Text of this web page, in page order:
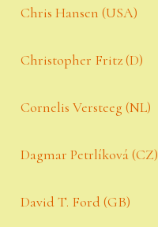
Chris Hansen (USA)
Christopher Fritz (D)
Cornelis Versteeg (NL)
Dagmar Petrlíková (CZ)
David T. Ford (GB)